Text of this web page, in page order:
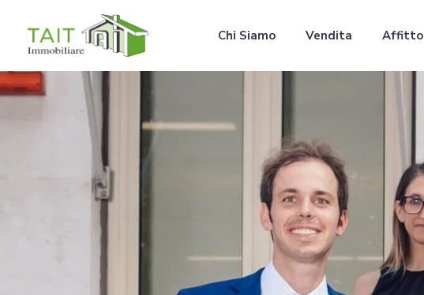
Chi Siamo Vendita Affitto